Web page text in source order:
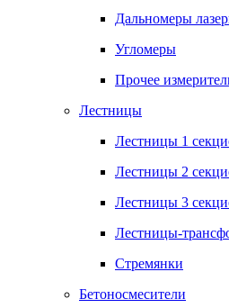
Дальномеры
Угломеры
Прочее
Лестницы
Лестницы 1
Лестницы 2
Лестницы 3
Лестницы-
Стремянки
Бетоносмесители